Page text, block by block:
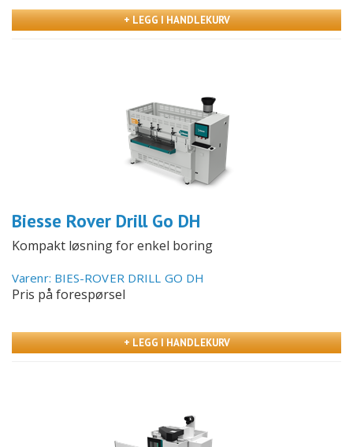
+ LEGG I HANDLEKURV
Biesse Rover Drill Go DH
Kompakt løsning for enkel boring
Varenr: BIES-ROVER DRILL GO DH
Pris på forespørsel
+ LEGG I HANDLEKURV